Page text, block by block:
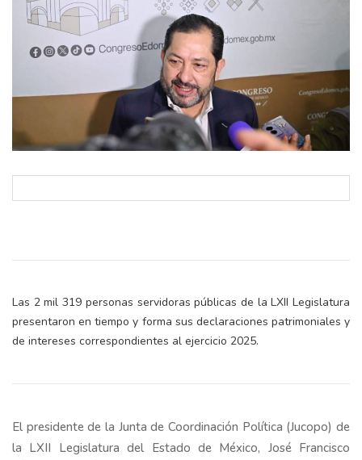
Las 2 mil 319 personas servidoras públicas de la LXII Legislatura
presentaron en tiempo y forma sus declaraciones patrimoniales y
de intereses correspondientes al ejercicio 2025.
El presidente de la Junta de Coordinación Política (Jucopo) de
la LXII Legislatura del Estado de México, José Francisco